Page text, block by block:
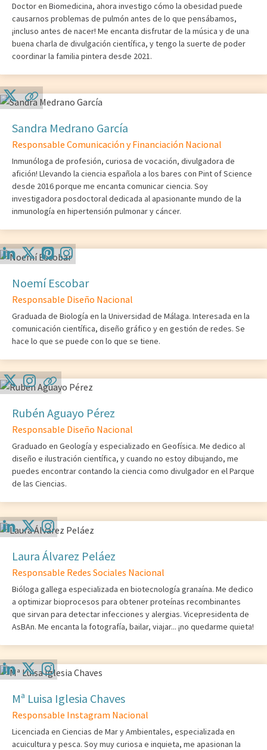
Doctor en Biomedicina, ahora investigo cómo la obesidad puede
causarnos problemas de pulmón antes de lo que pensábamos,
¡incluso antes de nacer! Me encanta disfrutar de la música y de una
buena charla de divulgación científica, y tengo la suerte de poder
coordinar la familia pintera desde 2021.
Sandra Medrano García
Responsable Comunicación y Financiación Nacional
Inmunóloga de profesión, curiosa de vocación, divulgadora de
afición! Llevando la ciencia española a los bares con Pint of Science
desde 2016 porque me encanta comunicar ciencia. Soy
investigadora posdoctoral dedicada al apasionante mundo de la
inmunología en hipertensión pulmonar y cáncer.
Noemí Escobar
Responsable Diseño Nacional
Graduada de Biología en la Universidad de Málaga. Interesada en la
comunicación científica, diseño gráfico y en gestión de redes. Se
hace lo que se puede con lo que se tiene.
Rubén Aguayo Pérez
Responsable Diseño Nacional
Graduado en Geología y especializado en Geofísica. Me dedico al
diseño e ilustración científica, y cuando no estoy dibujando, me
puedes encontrar contando la ciencia como divulgador en el Parque
de las Ciencias.
Laura Álvarez Peláez
Responsable Redes Sociales Nacional
Bióloga gallega especializada en biotecnología granaína. Me dedico
a optimizar bioprocesos para obtener proteínas recombinantes
que sirvan para detectar infecciones y alergias. Vicepresidenta de
AsBAn. Me encanta la fotografía, bailar, viajar... ¡no quedarme quieta!
Mª Luisa Iglesia Chaves
Responsable Instagram Nacional
Licenciada en Ciencias de Mar y Ambientales, especializada en
acuicultura y pesca. Soy muy curiosa e inquieta, me apasionan la